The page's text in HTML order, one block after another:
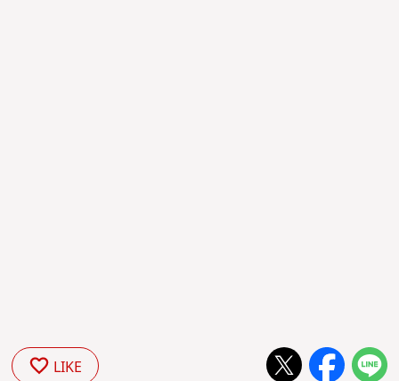
LIKE